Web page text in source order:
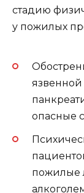
стадию
у пожилых
опасные
пожилые